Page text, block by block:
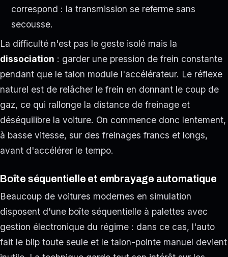
correspond : la transmission se referme sans
secousse.
La difficulté n'est pas le geste isolé mais la
dissociation : garder une pression de frein constante
pendant que le talon module l'accélérateur. Le réflexe
naturel est de relâcher le frein en donnant le coup de
gaz, ce qui rallonge la distance de freinage et
déséquilibre la voiture. On commence donc lentement,
à basse vitesse, sur des freinages francs et longs,
avant d'accélérer le tempo.
Boîte séquentielle et embrayage automatique
Beaucoup de voitures modernes en simulation
disposent d'une boîte séquentielle à palettes avec
gestion électronique du régime : dans ce cas, l'auto
fait le blip toute seule et le talon-pointe manuel devient